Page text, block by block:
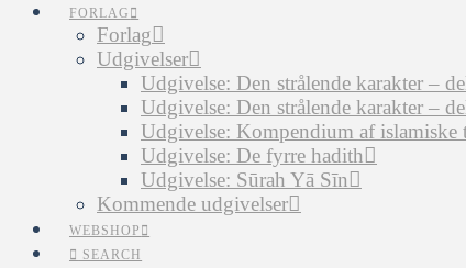
FORLAG
Forlag
Udgivelser
Udgivelse: Den strålende karakter –
Udgivelse: Den strålende karakter –
Udgivelse: Kompendium af islamiske
Udgivelse: De fyrre hadith
Udgivelse: Sūrah Yā Sīn
Kommende udgivelser
WEBSHOP
SEARCH